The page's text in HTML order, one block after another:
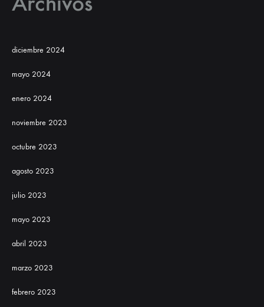
diciembre 2024
mayo 2024
enero 2024
noviembre 2023
octubre 2023
agosto 2023
julio 2023
mayo 2023
abril 2023
marzo 2023
febrero 2023